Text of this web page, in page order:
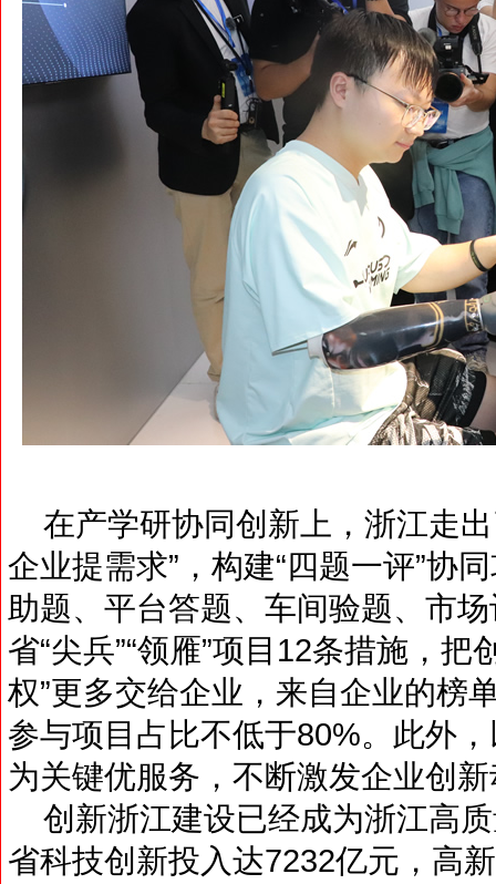
在产学研协同创新上，浙江走
企业提需求”，构建“四题一评”协
助题、平台答题、车间验题、市
省“尖兵”“领雁”项目12条措施，把
权”更多交给企业，来自企业的榜
参与项目占比不低于80%。此外
为关键优服务，不断激发企业创
创新浙江建设已经成为浙江高
省科技创新投入达7232亿元，高